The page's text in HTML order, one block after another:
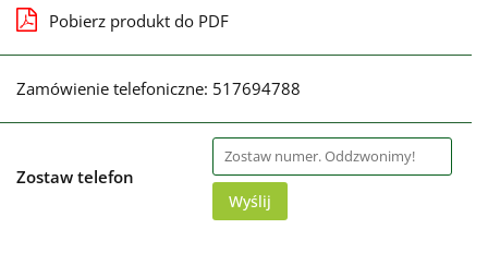
Pobierz produkt do PDF
Zamówienie telefoniczne: 517694788
Zostaw telefon
Wyślij